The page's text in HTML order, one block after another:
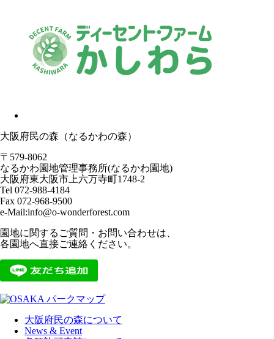
大阪府民の森（なるかわの森）
〒579-8062
なるかわ園地管理事務所(なるかわ園地)
大阪府東大阪市上六万寺町1748-2
Tel 072-988-4184
Fax 072-968-9500
e-Mail:info@o-wonderforest.com
園地に関するご質問・お問い合わせは、
各園地へ直接ご連絡ください。
大阪府民の森について
News & Event